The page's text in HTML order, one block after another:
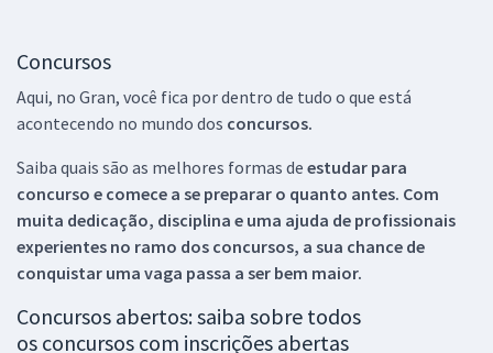
Concursos
Aqui, no Gran, você fica por dentro de tudo o que está
acontecendo no mundo dos concursos.
Saiba quais são as melhores formas de estudar para
concurso e comece a se preparar o quanto antes. Com
muita dedicação, disciplina e uma ajuda de profissionais
experientes no ramo dos concursos, a sua chance de
conquistar uma vaga passa a ser bem maior.
Concursos abertos: saiba sobre todos
os concursos com inscrições abertas